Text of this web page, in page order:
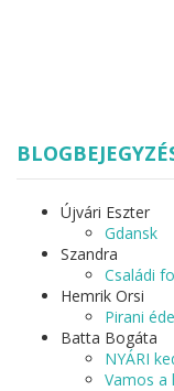
Újvári Eszter
Gdansk
Szandra
Családi
Hemrik Orsi
Pirani
Batta Bogáta
NYÁRI
Vamos a